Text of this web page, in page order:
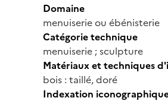
Domaine
menuiserie ou ébénisterie
Catégorie technique
menuiserie ; sculpture
Matériaux et techniques
bois : taillé, doré
Indexation